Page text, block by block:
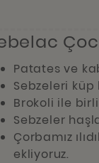
Patates ve
Sebzeleri küp
Brokoli ile
Sebzeler
Çorbamız
ekliyoruz.